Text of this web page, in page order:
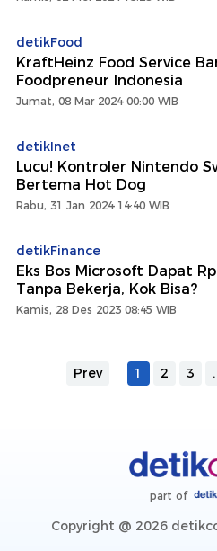
detikFood
KraftHeinz Food Service
Foodpreneur Indonesia
Jumat, 08 Mar 2024 00:00 WIB
detikInet
Lucu! Kontroler Nintendo
Bertema Hot Dog
Rabu, 31 Jan 2024 14:40 WIB
detikFinance
Eks Bos Microsoft Dapat
Tanpa Bekerja, Kok Bisa?
Kamis, 28 Des 2023 08:45 WIB
Prev 1 2 3
part of
Copyright @ 2026